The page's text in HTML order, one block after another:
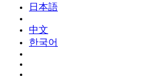
日本語
中文
한국어